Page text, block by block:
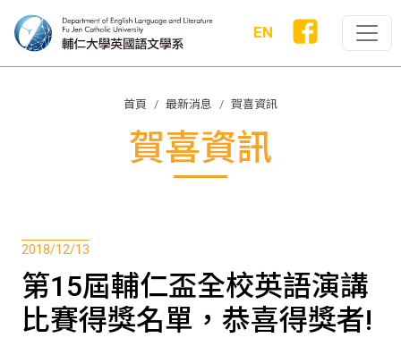
EN
首頁 最新消息 賀喜資訊
賀喜資訊
2018/12/13
第15屆輔仁盃全校英語演講
比賽得獎名單，恭喜得獎者!